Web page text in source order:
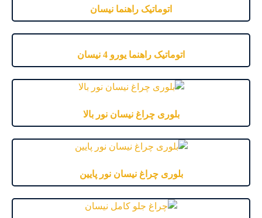
اتوماتیک راهنما نیسان
اتوماتیک راهنما یورو 4 نیسان
بلوری چراغ نیسان نور بالا
بلوری چراغ نیسان نور پایین